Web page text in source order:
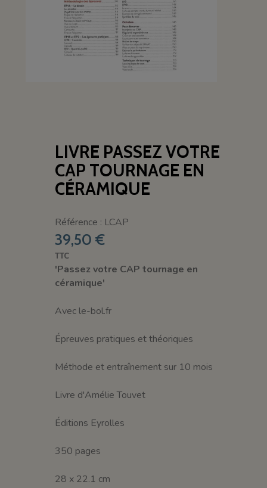
LIVRE PASSEZ VOTRE
CAP TOURNAGE EN
CÉRAMIQUE
Référence : LCAP
39,50 €
TTC
'Passez votre CAP tournage en
céramique'
Avec le-bol.fr
Épreuves pratiques et théoriques
Méthode et entraînement sur 10 mois
Livre d'Amélie Touvet
Éditions Eyrolles
350 pages
28 x 22.1 cm